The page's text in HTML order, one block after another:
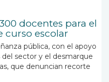
docentes para el
curso escolar
pública, con el apoyo
sector y el desmarque
que denuncian recorte